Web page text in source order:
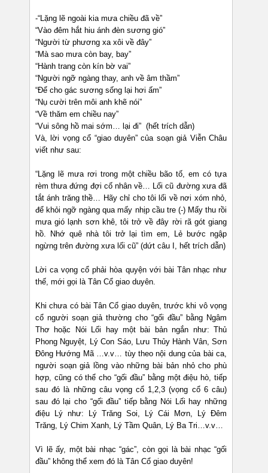
-“Lặng lẽ ngoài kia mưa chiều đã về”
“Vào đêm hắt hiu ánh đèn sương gió”
“Người từ phương xa xôi về đây”
“Mà sao mưa còn bay, bay”
“Hành trang còn kín bờ vai”
“Người ngỡ ngàng thay, anh về âm thầm”
“Để cho gác sương sống lại hơi ấm”
“Nụ cười trên môi anh khẽ nói”
“Về thăm em chiều nay”
“Vui sông hồ mai sớm… lại đi” (hết trích dẫn)
Và, lời vọng cổ “giao duyên” của soạn giả Viễn Châu
viết như sau:
“Lặng lẽ mưa rơi trong một chiều bão tố, em có tựa
rèm thưa đứng đợi cố nhân về… Lối cũ đường xưa đã
tắt ánh trăng thề… Hãy chỉ cho tôi lối về nơi xóm nhỏ,
để khỏi ngỡ ngàng qua mấy nhịp cầu tre (-) Mấy thu rồi
mưa gió lạnh sơn khê, tôi trở về đây rời rã gót giang
hồ. Nhớ quê nhà tôi trở lại tìm em, Lẻ bước ngập
ngừng trên đường xưa lối cũ” (dứt câu I, hết trích dẫn)
Lời ca vọng cổ phải hòa quyện với bài Tân nhạc như
thế, mới gọi là Tân Cổ giao duyên.
Khi chưa có bài Tân Cổ giao duyên, trước khi vô vọng
cổ người soạn giả thường cho “gối đầu” bằng Ngâm
Thơ hoặc Nói Lối hay một bài bản ngắn như: Thủ
Phong Nguyệt, Lý Con Sáo, Lưu Thủy Hành Vân, Sơn
Đông Hướng Mã …v.v… tùy theo nội dung của bài ca,
người soạn giả lồng vào những bài bản nhỏ cho phù
hợp, cũng có thể cho “gối đầu” bằng một điệu hò, tiếp
sau đó là những câu vọng cổ 1,2,3 (vọng cổ 6 câu)
sau đó lại cho “gối đầu” tiếp bằng Nói Lối hay những
điệu Lý như: Lý Trăng Soi, Lý Cái Mơn, Lý Đêm
Trăng, Lý Chim Xanh, Lý Tầm Quân, Lý Ba Tri…v.v…
Vì lẽ ấy, một bài nhạc “gác”, còn gọi là bài nhạc “gối
đầu” không thể xem đó là Tân Cổ giao duyên!